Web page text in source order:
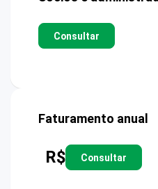
Consultar
Faturamento anual
R$ Consultar